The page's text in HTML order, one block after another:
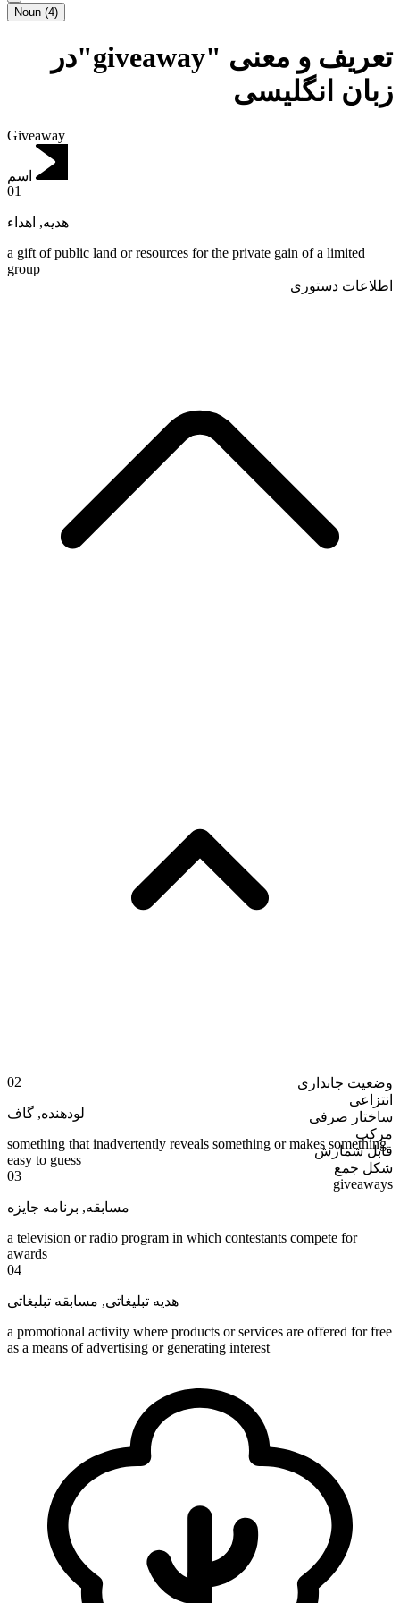
Noun (4)
تعریف و معنی "giveaway"در
زبان انگلیسی
Giveaway
اسم
01
هدیه, اهداء
a gift of public land or resources for the private gain of a limited
group
اطلاعات دستوری
وضعیت جانداری
انتزاعی
ساختار صرفی
مرکب
قابل شمارش
شکل جمع
giveaways
02
لودهنده, گاف
something that inadvertently reveals something or makes something
easy to guess
03
مسابقه, برنامه جایزه
a television or radio program in which contestants compete for
awards
04
هدیه تبلیغاتی, مسابقه تبلیغاتی
a promotional activity where products or services are offered for free
as a means of advertising or generating interest